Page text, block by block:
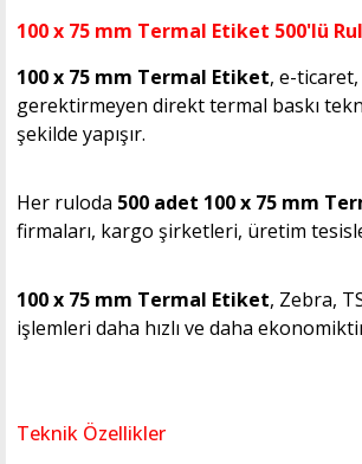
100 x 75 mm Termal Etiket 500'lü
100 x 75 mm Termal Etiket, e-
gerektirmeyen direkt termal baskı
şekilde yapışır.
Her ruloda 500 adet 100 x 75 mm
firmaları, kargo şirketleri, üretim
100 x 75 mm Termal Etiket, Zebra,
işlemleri daha hızlı ve daha
Teknik Özellikler